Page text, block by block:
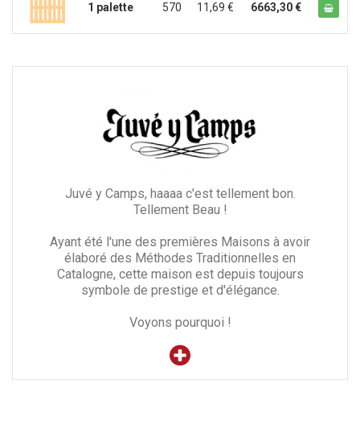
1 palette 570 11,69 € 6663,30 €
Juvé y Camps, haaaa c'est tellement bon.
Tellement Beau !
Ayant été l'une des premières Maisons à avoir
élaboré des Méthodes Traditionnelles en
Catalogne, cette maison est depuis toujours
symbole de prestige et d'élégance.
Voyons pourquoi !